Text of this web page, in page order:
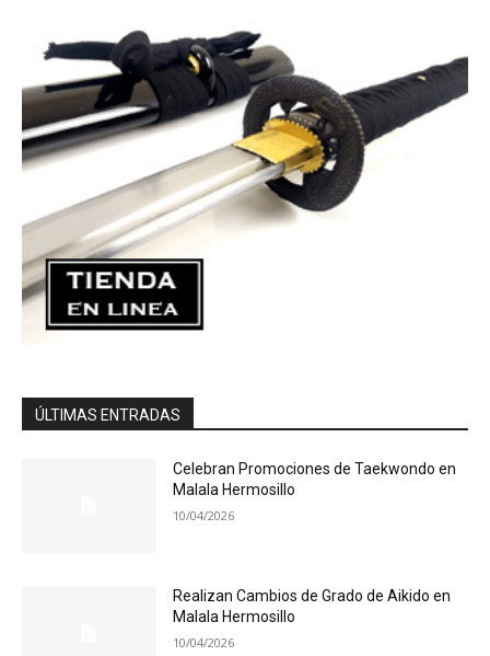
ÚLTIMAS ENTRADAS
Celebran Promociones de Taekwondo en
Malala Hermosillo
10/04/2026
Realizan Cambios de Grado de Aikido en
Malala Hermosillo
10/04/2026